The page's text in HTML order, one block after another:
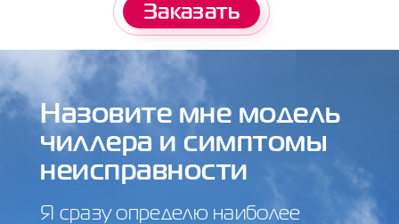
Заказать
Назовите мне модель
чиллера и симптомы
неисправности
Я сразу определю наиболее